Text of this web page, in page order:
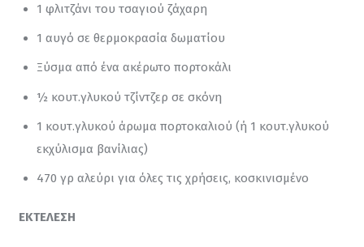
1 φλιτζάνι του τσαγιού ζάχαρη
1 αυγό σε θερμοκρασία δωματίου
Ξύσμα από ένα ακέρωτο πορτοκάλι
½ κουτ.γλυκού τζίντζερ σε σκόνη
1 κουτ.γλυκού άρωμα πορτοκαλιού (ή 1 κουτ.γλυκού
εκχύλισμα βανίλιας)
470 γρ αλεύρι για όλες τις χρήσεις, κοσκινισμένο
ΕΚΤΕΛΕΣΗ